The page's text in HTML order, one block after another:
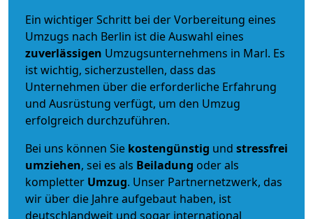
Ein wichtiger Schritt bei der Vorbereitung eines
Umzugs nach Berlin ist die Auswahl eines
zuverlässigen Umzugsunternehmens in Marl. Es
ist wichtig, sicherzustellen, dass das
Unternehmen über die erforderliche Erfahrung
und Ausrüstung verfügt, um den Umzug
erfolgreich durchzuführen.
Bei uns können Sie kostengünstig und stressfrei
umziehen, sei es als Beiladung oder als
kompletter Umzug. Unser Partnernetzwerk, das
wir über die Jahre aufgebaut haben, ist
deutschlandweit und sogar international